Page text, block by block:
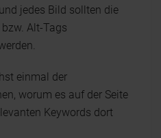
jedes Bild sollten die
Alt-Tags
einmal der
worum es auf der Seite
Keywords dort